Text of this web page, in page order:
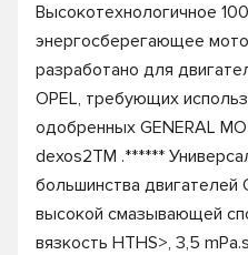
Высокотехнологичное
энергосберегающее
разработано для
OPEL, требующих
одобренных GENERAL
dexos2TM .******
большинства двигателей
высокой смазывающей
вязкость HTHS>, 3,5